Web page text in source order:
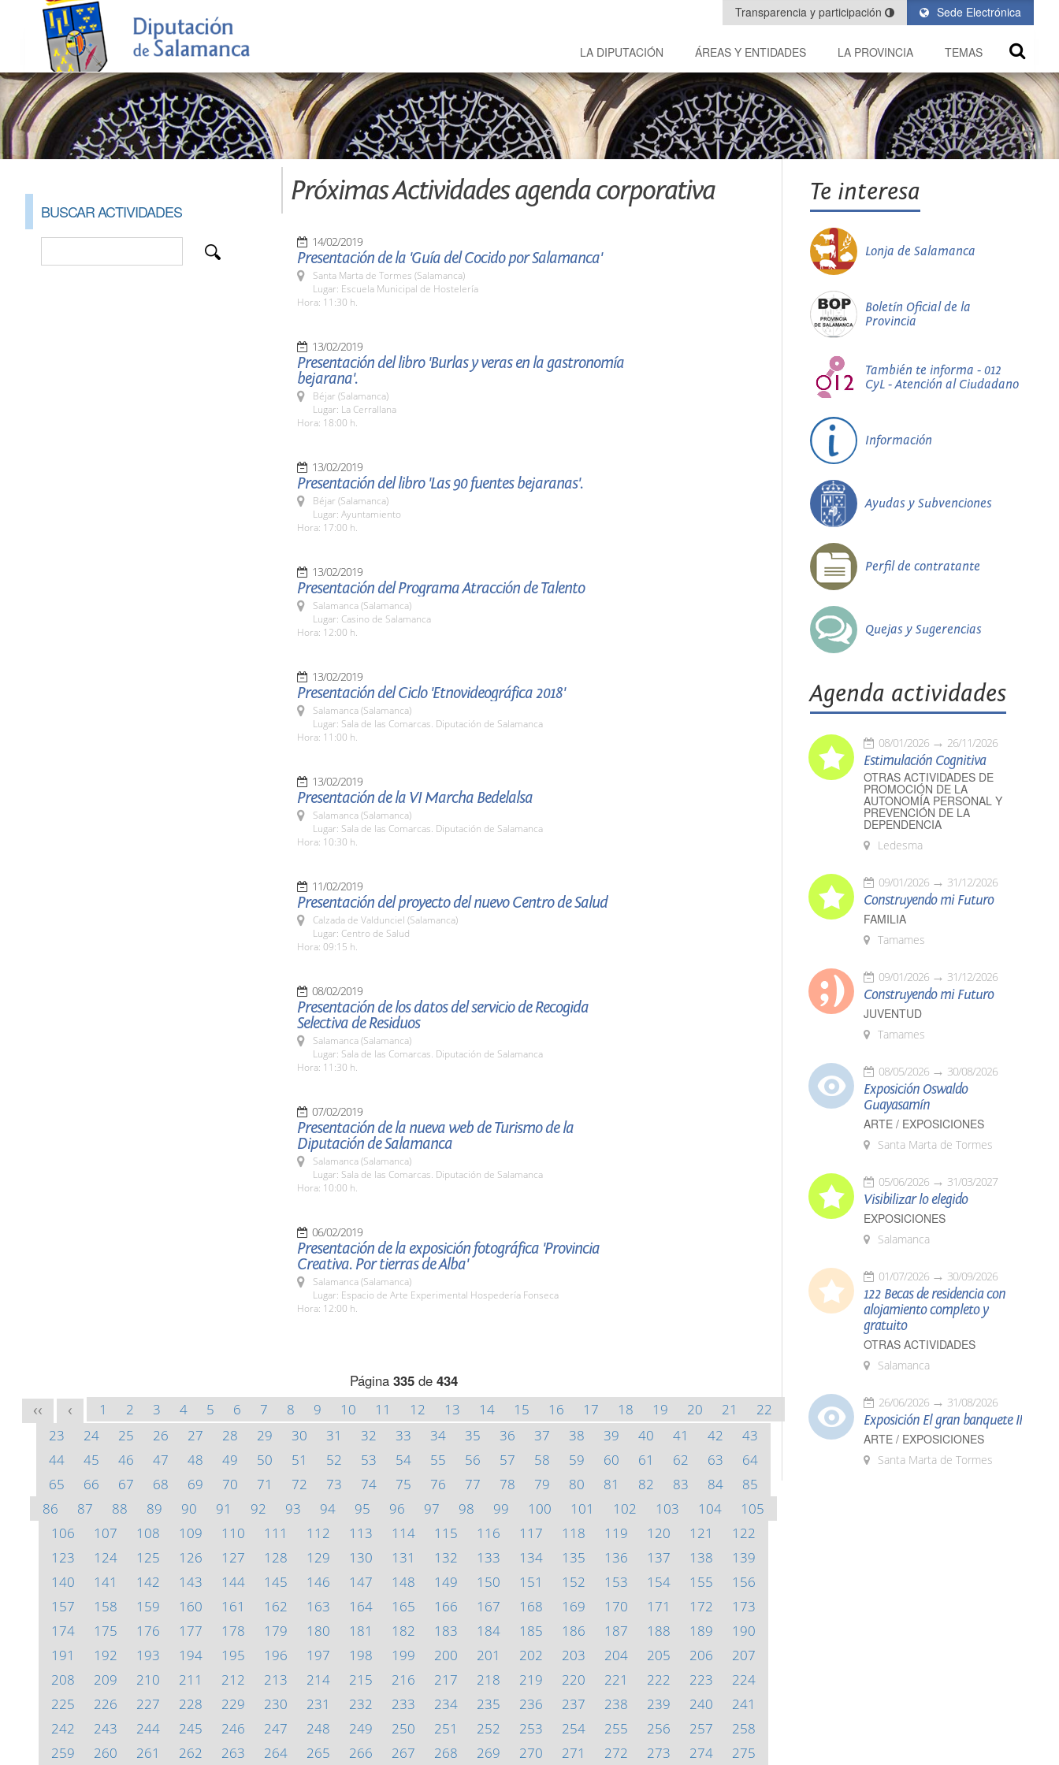
Sede Electrónica
Transparencia y participación
LA DIPUTACIÓN ÁREAS Y ENTIDADES LA PROVINCIA TEMAS
BUSCAR ACTIVIDADES
Próximas Actividades agenda corporativa
14/02/2019
Presentación de la 'Guía del Cocido por Salamanca'
Santa Marta de Tormes (Salamanca)
Lugar: Escuela Municipal de Hostelería
Hora: 11:30 h.
13/02/2019
Presentación del libro 'Burlas y veras en la gastronomía
bejarana'.
Béjar (Salamanca)
Lugar: La Cerrallana
Hora: 18:00 h.
13/02/2019
Presentación del libro 'Las 90 fuentes bejaranas'.
Béjar (Salamanca)
Lugar: Ayuntamiento
Hora: 17:00 h.
13/02/2019
Presentación del Programa Atracción de Talento
Salamanca (Salamanca)
Lugar: Casino de Salamanca
Hora: 12:00 h.
13/02/2019
Presentación del Ciclo 'Etnovideográfica 2018'
Salamanca (Salamanca)
Lugar: Sala de las Comarcas. Diputación de Salamanca
Hora: 11:00 h.
13/02/2019
Presentación de la VI Marcha Bedelalsa
Salamanca (Salamanca)
Lugar: Sala de las Comarcas. Diputación de Salamanca
Hora: 10:30 h.
11/02/2019
Presentación del proyecto del nuevo Centro de Salud
Calzada de Valdunciel (Salamanca)
Lugar: Centro de Salud
Hora: 09:15 h.
08/02/2019
Presentación de los datos del servicio de Recogida
Selectiva de Residuos
Salamanca (Salamanca)
Lugar: Sala de las Comarcas. Diputación de Salamanca
Hora: 11:30 h.
07/02/2019
Presentación de la nueva web de Turismo de la
Diputación de Salamanca
Salamanca (Salamanca)
Lugar: Sala de las Comarcas. Diputación de Salamanca
Hora: 10:00 h.
06/02/2019
Presentación de la exposición fotográfica 'Provincia
Creativa. Por tierras de Alba'
Salamanca (Salamanca)
Lugar: Espacio de Arte Experimental Hospedería Fonseca
Hora: 12:00 h.
Página 335de 434
<< < 1 2 3 4 5 6 7 8 9 10 11 12 13 14 15 16 17 18 19 20 21
22
23
24 25 26 27 28 29 30 31 32 33 34 35 36 37 38 39 40 41 42
43
44
45 46 47 48 49 50 51 52 53 54 55 56 57 58 59 60 61 62 63
64
65
66 67 68 69 70 71 72 73 74 75 76 77 78 79 80 81 82 83 84
85
86
87 88 89 90 91 92 93 94 95 96 97 98 99 100 101 102 103 104
105
106
107 108 109 110 111 112 113 114 115 116 117 118 119 120 121
122
123
124 125 126 127 128 129 130 131 132 133 134 135 136 137 138
139
140
141 142 143 144 145 146 147 148 149 150 151 152 153 154 155
156
157
158 159 160 161 162 163 164 165 166 167 168 169 170 171 172
173
174
175 176 177 178 179 180 181 182 183 184 185 186 187 188 189
190
191
192 193 194 195 196 197 198 199 200 201 202 203 204 205 206
207
208
209 210 211 212 213 214 215 216 217 218 219 220 221 222 223
224
225
226 227 228 229 230 231 232 233 234 235 236 237 238 239 240
241
242
243 244 245 246 247 248 249 250 251 252 253 254 255 256 257
258
259
260 261 262 263 264 265 266 267 268 269 270 271 272 273 274 275
Te interesa
Lonja de Salamanca
Boletín Oficial de la
Provincia
También te informa - 012
CyL - Atención al Ciudadano
Información
Ayudas y Subvenciones
Perfil de contratante
Quejas y Sugerencias
Agenda actividades
08/01/2026 26/11/2026
Estimulación Cognitiva
OTRAS ACTIVIDADES DE
PROMOCIÓN DE LA
AUTONOMÍA PERSONAL Y
PREVENCIÓN DE LA
DEPENDENCIA
Ledesma
09/01/2026 31/12/2026
Construyendo mi Futuro
FAMILIA
Tamames
09/01/2026 31/12/2026
Construyendo mi Futuro
JUVENTUD
Tamames
08/05/2026 30/08/2026
Exposición Oswaldo
Guayasamín
ARTE / EXPOSICIONES
Santa Marta de Tormes
05/06/2026 31/03/2027
Visibilizar lo elegido
EXPOSICIONES
Salamanca
01/07/2026 30/09/2026
122 Becas de residencia con
alojamiento completo y
gratuito
OTRAS ACTIVIDADES
Salamanca
26/06/2026 31/08/2026
Exposición El gran banquete II
ARTE / EXPOSICIONES
Santa Marta de Tormes